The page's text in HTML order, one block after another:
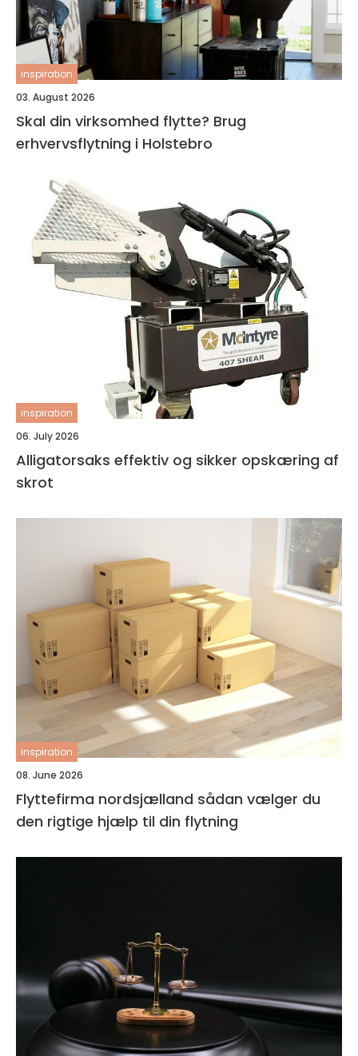
inspiration
03. August 2026
Skal din virksomhed flytte? Brug
erhvervsflytning i Holstebro
inspiration
06. July 2026
Alligatorsaks effektiv og sikker opskæring af
skrot
inspiration
08. June 2026
Flyttefirma nordsjælland sådan vælger du
den rigtige hjælp til din flytning